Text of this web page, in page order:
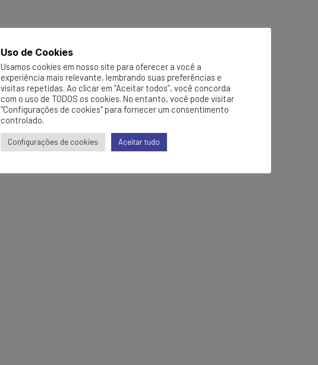
Uso de Cookies
Usamos cookies em nosso site para oferecer a você a
experiência mais relevante, lembrando suas preferências e
visitas repetidas. Ao clicar em “Aceitar todos”, você concorda
com o uso de TODOS os cookies. No entanto, você pode visitar
"Configurações de cookies" para fornecer um consentimento
controlado.
Configurações de cookies Aceitar tudo